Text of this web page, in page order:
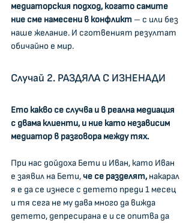
медиаторския подход, когато самите
ние сме намесени в конфликт – с или без
наше желание. И сготвеният резултат
обичайно е мир.
Случай 2. РАЗДЯЛА С ИЗНЕНАДИ
Ето какво се случва и в реална медиация
с двама клиенти, и ние като независим
медиатор в разговора между тях.
При нас дойдоха Бети и Иван, като Иван
е заявил на Бети, че се разделят, накарал
я е да се изнесе с детето преди 1 месец
и тя сега не му дава много да вижда
детето, депресирана е и се опитва да